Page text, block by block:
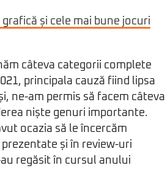
și cele mai bune jocuri
câteva categorii complete
principala cauză fiind lipsa
ne-am permis să facem câteva
niște genuri importante.
ocazia să le încercăm
și în review-uri
regăsit în cursul anului